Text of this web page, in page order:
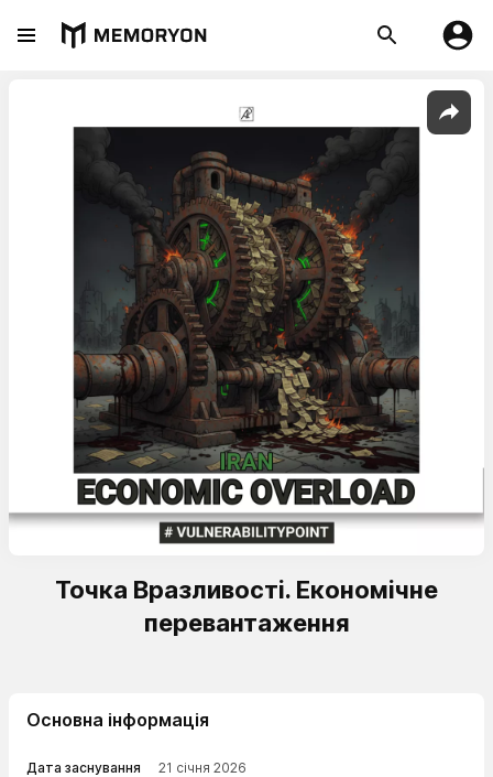
Точка Вразливості. Економічне
перевантаження
Основна інформація
Дата заснування 21 січня 2026